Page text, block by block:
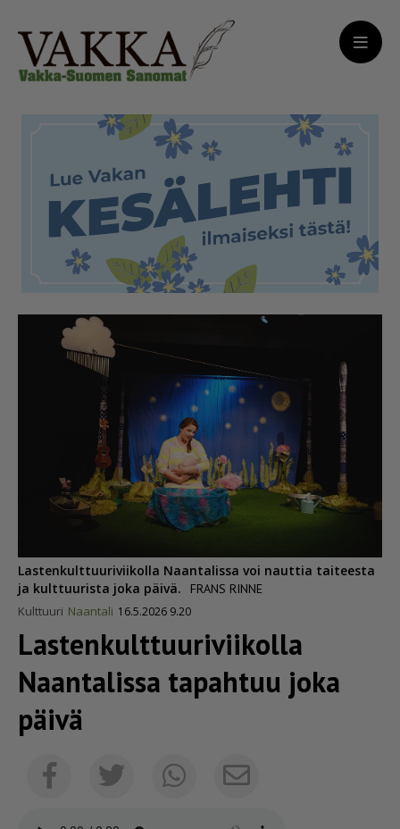
Lastenkulttuuriviikolla Naantalissa voi nauttia taiteesta
ja kulttuurista joka päivä.
FRANS RINNE
Kulttuuri Naantali 16.5.2026 9.20
Lasten­kult­tuu­ri­vii­kolla
Naantalissa tapahtuu joka
päivä
FacebookTwitterWhatsappSähköposti